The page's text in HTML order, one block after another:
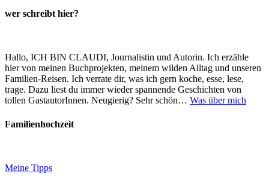
wer schreibt hier?
Hallo, ICH BIN CLAUDI, Journalistin und Autorin. Ich erzähle
hier von meinen Buchprojekten, meinem wilden Alltag und unseren
Familien-Reisen. Ich verrate dir, was ich gern koche, esse, lese,
trage. Dazu liest du immer wieder spannende Geschichten von
tollen GastautorInnen. Neugierig? Sehr schön… Was über mich
Familienhochzeit
Meine Tipps